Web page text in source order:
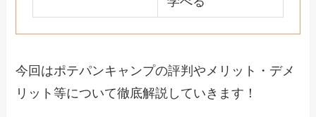
今回はポテパンキャンプの評判やメリット・デメ
リット等について徹底解説していきます！